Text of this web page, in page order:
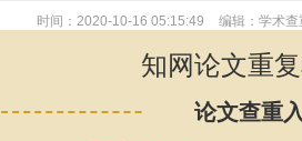
时间：2020-10-16 05:15:49 编辑：学术查
知网论文重
论文查重